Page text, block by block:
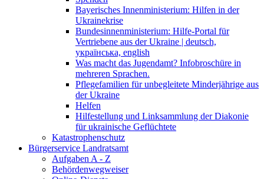
Bayerisches Innenministerium: Hilfen in der
Ukrainekrise
Bundesinnenministerium: Hilfe-Portal für
Vertriebene aus der Ukraine | deutsch,
українська, english
Was macht das Jugendamt? Infobroschüre in
mehreren Sprachen.
Pflegefamilien für unbegleitete Minderjährige aus
der Ukraine
Helfen
Hilfestellung und Linksammlung der Diakonie
für ukrainische Geflüchtete
Katastrophenschutz
Bürgerservice Landratsamt
Aufgaben A - Z
Behördenwegweiser